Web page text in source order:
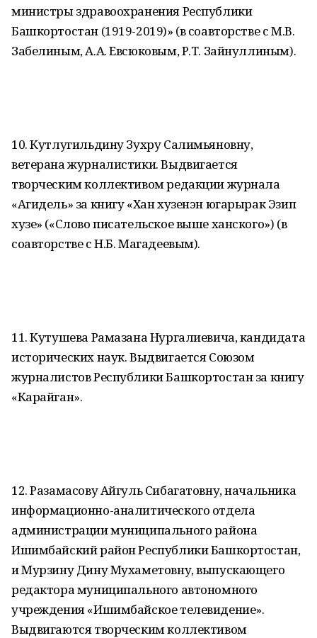
министры здравоохранения Республики
Башкортостан (1919-2019)» (в соавторстве с М.В.
Забелиным, А.А. Евсюковым, Р.Т. Зайнуллиным).
10. Кутлугильдину Зухру Салимьяновну,
ветерана журналистики. Выдвигается
творческим коллективом редакции журнала
«Агидель» за книгу «Хан хузенэн югарырак Эзип
хузе» («Слово писательское выше ханского») (в
соавторстве с Н.Б. Магадеевым).
11. Кутушева Рамазана Нургалиевича, кандидата
исторических наук. Выдвигается Союзом
журналистов Республики Башкортостан за книгу
«Карайган».
12. Разамасову Айгуль Сибагатовну, начальника
информационно-аналитического отдела
администрации муниципального района
Ишимбайский район Республики Башкортостан,
и Мурзину Дину Мухаметовну, выпускающего
редактора муниципального автономного
учреждения «Ишимбайское телевидение».
Выдвигаются творческим коллективом